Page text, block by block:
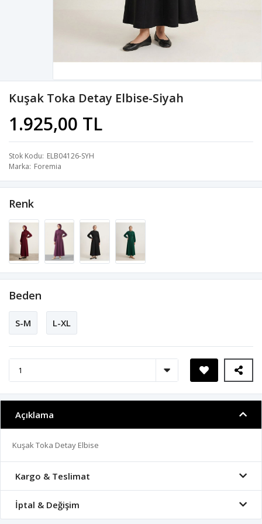
Kuşak Toka Detay Elbise-Siyah
1.925,00 TL
Stok Kodu ELB04126-SYH
Marka Foremia
Renk
Beden
S-M L-XL
Açıklama
Kuşak Toka Detay Elbise
Kargo & Teslimat
İptal & Değişim